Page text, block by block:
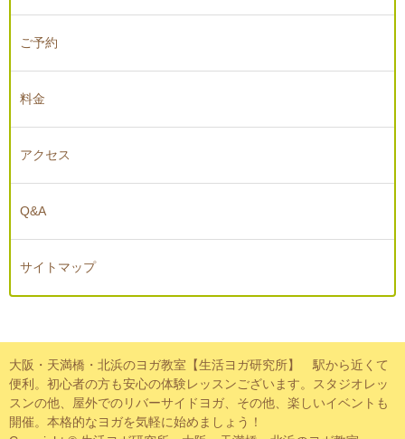
ご予約
料金
アクセス
Q&A
サイトマップ
大阪・天満橋・北浜のヨガ教室【生活ヨガ研究所】 駅から近くて
便利。初心者の方も安心の体験レッスンございます。スタジオレッ
スンの他、屋外でのリバーサイドヨガ、その他、楽しいイベントも
開催。本格的なヨガを気軽に始めましょう！